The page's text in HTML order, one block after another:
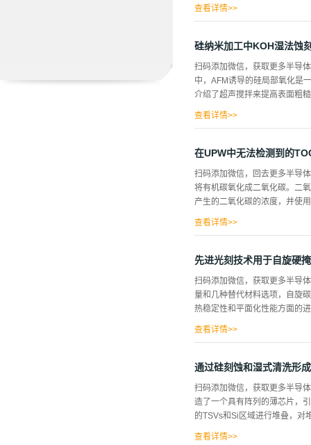
时只冲洗一次,可以在小于5m...
大分子，最小值会变得更加明
Sih111i蚀刻速率的活化能与速
赖性就会改变，最终，步骤间
示,在上部在这些步骤之间有一
的原子核，成核速率与取向无
查看详情>>
硅纳米加工中KOH湿法蚀
扫码添加微信，获取更多半导
中，AFM诱导的硅局部氧化是
介绍了超声搅拌来提高表面粗
氢氟水溶液中钝化氢，然后用
端和样品之间的电压偏差产生
纳米结构，由于晶体平面不同
还引入了超声波搅拌(43kHz)
进行了纳米尺度线宽的测量。
查看详情>>
在UPW中无法检测到的
扫码添加微信，回去更多半导
将有机碳氧化成二氧化碳。二
产生的二氧化碳的浓度，并使
可以产生卤素、硝酸盐和硫酸
以准确测量TOC浓度。这两种
的组成部分方面都发挥了独特
行的开始，然而，分析仪Y对
其中一个受影响的UPW系统中
查看详情>>
先进光刻技术用于自旋硬
扫码添加微信，获取更多半导
量和几种替代材料选项，自旋
热稳定性和平面化性能方面的
配方。有些聚合物在一定的烘
在220到400°C之间。 图2在
陷。在石英晶体平衡上累积收
少排气量，比旧版本减少约4
上，用氧等离子体将模式从
查看详情>>
通过硅刻蚀和湿式清洗形
扫码添加微信，获取更多半导
造了一个具有阵列的薄芯片，
的TSVs和Si区域进行堆叠，对
查看详情>>